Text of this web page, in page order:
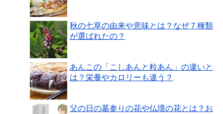
秋の七草の由来や意味とは？なぜ７種類
が選ばれたの？
あんこの「こしあんと粒あん」の違いと
は？栄養やカロリーも違う？
父の日の墓参りの花や仏壇の花とは？お